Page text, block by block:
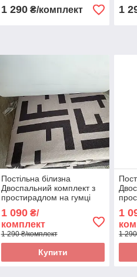
1 290₴/комплект 1
Постільна білизна
Двоспальний комплект з
простирадлом на гумці
білизна з фланелі розмір
двоспальний
1 090₴/
комплект
1 290 ₴/комплект
Купити
1
1